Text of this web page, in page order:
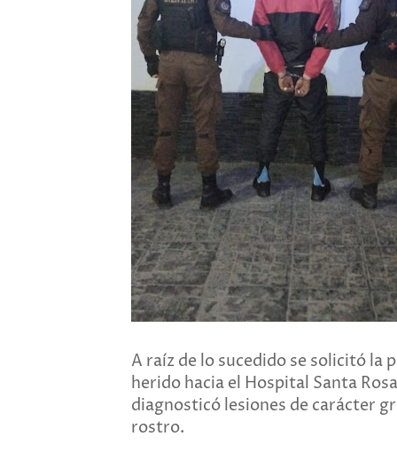
A raíz de lo sucedido se solicitó la
herido hacia el Hospital Santa
diagnosticó lesiones de carácter
rostro.